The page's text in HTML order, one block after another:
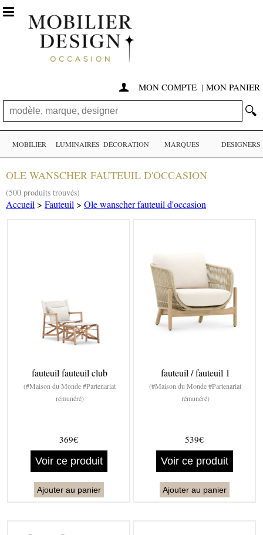
 MON COMPTE | MON PANIER
🔍

MOBILIER LUMINAIRES DÉCORATION MARQUES DESIGNERS
OLE WANSCHER FAUTEUIL D'OCCASION
(500 produits trouvés)
Accueil > Fauteuil > Ole wanscher fauteuil d'occasion
fauteuil fauteuil club
(#Maison du Monde #Partenariat
rémunéré)
369€
Voir ce produit
Ajouter au panier
fauteuil / fauteuil 1
(#Maison du Monde #Partenariat
rémunéré)
539€
Voir ce produit
Ajouter au panier